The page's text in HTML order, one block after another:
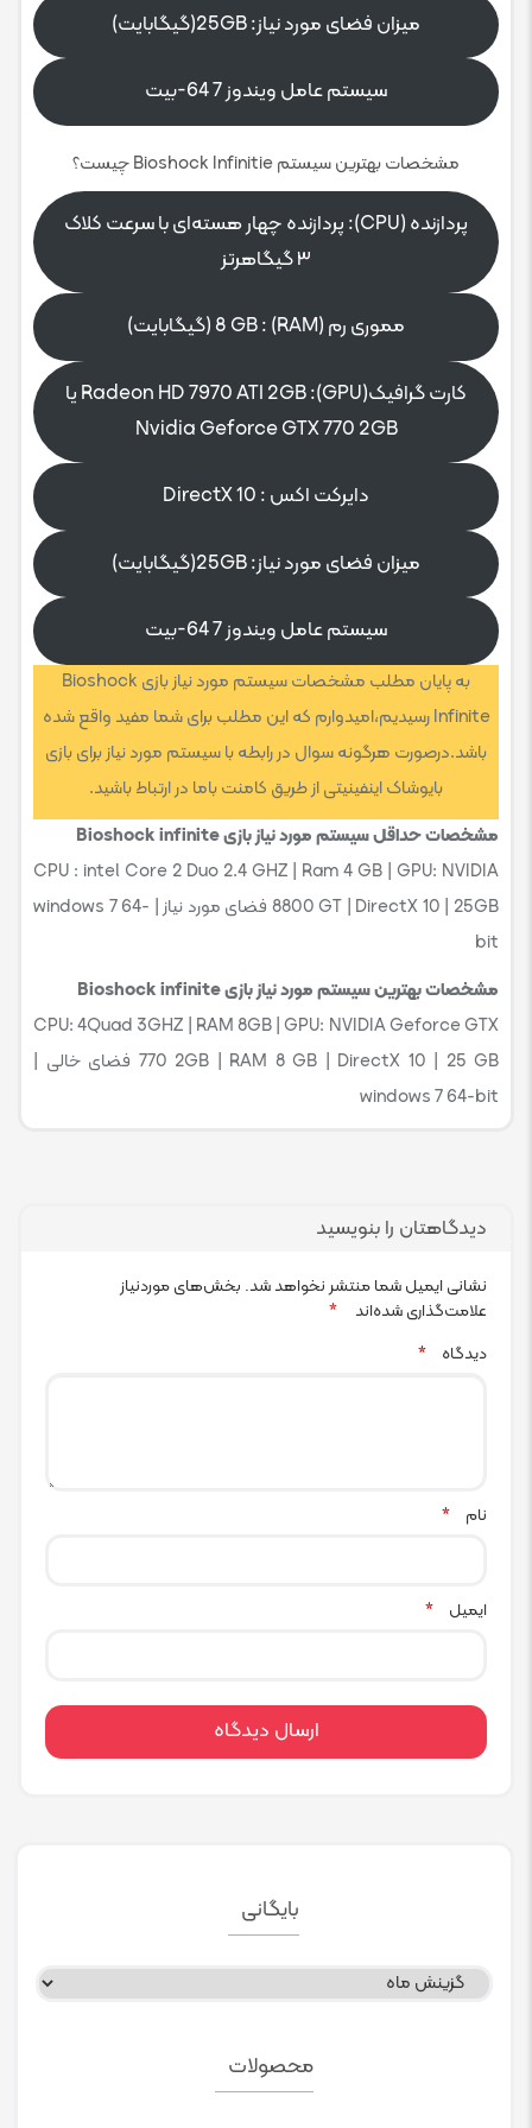
میزان فضای مورد نیاز: 25GB(گیگابایت)
سیستم عامل ویندوز 7 64-بیت
مشخصات بهترین سیستم Bioshock Infinitie چیست؟
پردازنده (CPU): پردازنده چهار هسته‌ای با سرعت کلاک
۳ گیگاهرتز
مموری رم (RAM) : 8 GB (گیگابایت)
کارت گرافیک(GPU): Radeon HD 7970 ATI 2GB یا
Nvidia Geforce GTX 770 2GB
دایرکت اکس : DirectX 10
میزان فضای مورد نیاز: 25GB(گیگابایت)
سیستم عامل ویندوز 7 64-بیت
به پایان مطلب مشخصات سیستم مورد نیاز بازی Bioshock
Infinite رسیدیم،امیدوارم که این مطلب برای شما مفید واقع شده
باشد.درصورت هرگونه سوال در رابطه با سیستم مورد نیاز برای بازی
بایوشاک اینفینیتی از طریق کامنت باما در ارتباط باشید.
مشخصات حداقل سیستم مورد نیاز بازی Bioshock infinite
CPU : intel Core 2 Duo 2.4 GHZ | Ram 4 GB | GPU: NVIDIA
8800 GT | DirectX 10 | 25GB فضای مورد نیاز | windows 7 64-
bit
مشخصات بهترین سیستم مورد نیاز بازی Bioshock infinite
CPU: 4Quad 3GHZ | RAM 8GB | GPU: NVIDIA Geforce GTX
770 2GB | RAM 8 GB | DirectX 10 | 25 GB فضای خالی |
windows 7 64-bit
دیدگاهتان را بنویسید
نشانی ایمیل شما منتشر نخواهد شد. بخش‌های موردنیاز
علامت‌گذاری شده‌اند
*
دیدگاه
*
نام *
ایمیل *
بایگانی
بایگانی
محصولات